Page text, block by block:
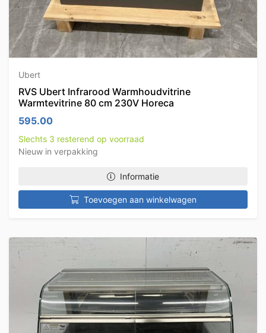
Ubert
RVS Ubert Infrarood Warmhoudvitrine
Warmtevitrine 80 cm 230V Horeca
595.00
Slechts 3 resterend op voorraad
Nieuw in verpakking
Informatie
Toevoegen aan winkelwagen